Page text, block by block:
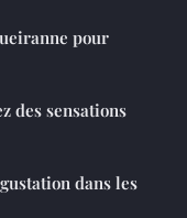
pour
des sensations
dans les